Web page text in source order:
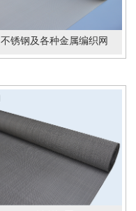
不锈钢及各种金属编织网